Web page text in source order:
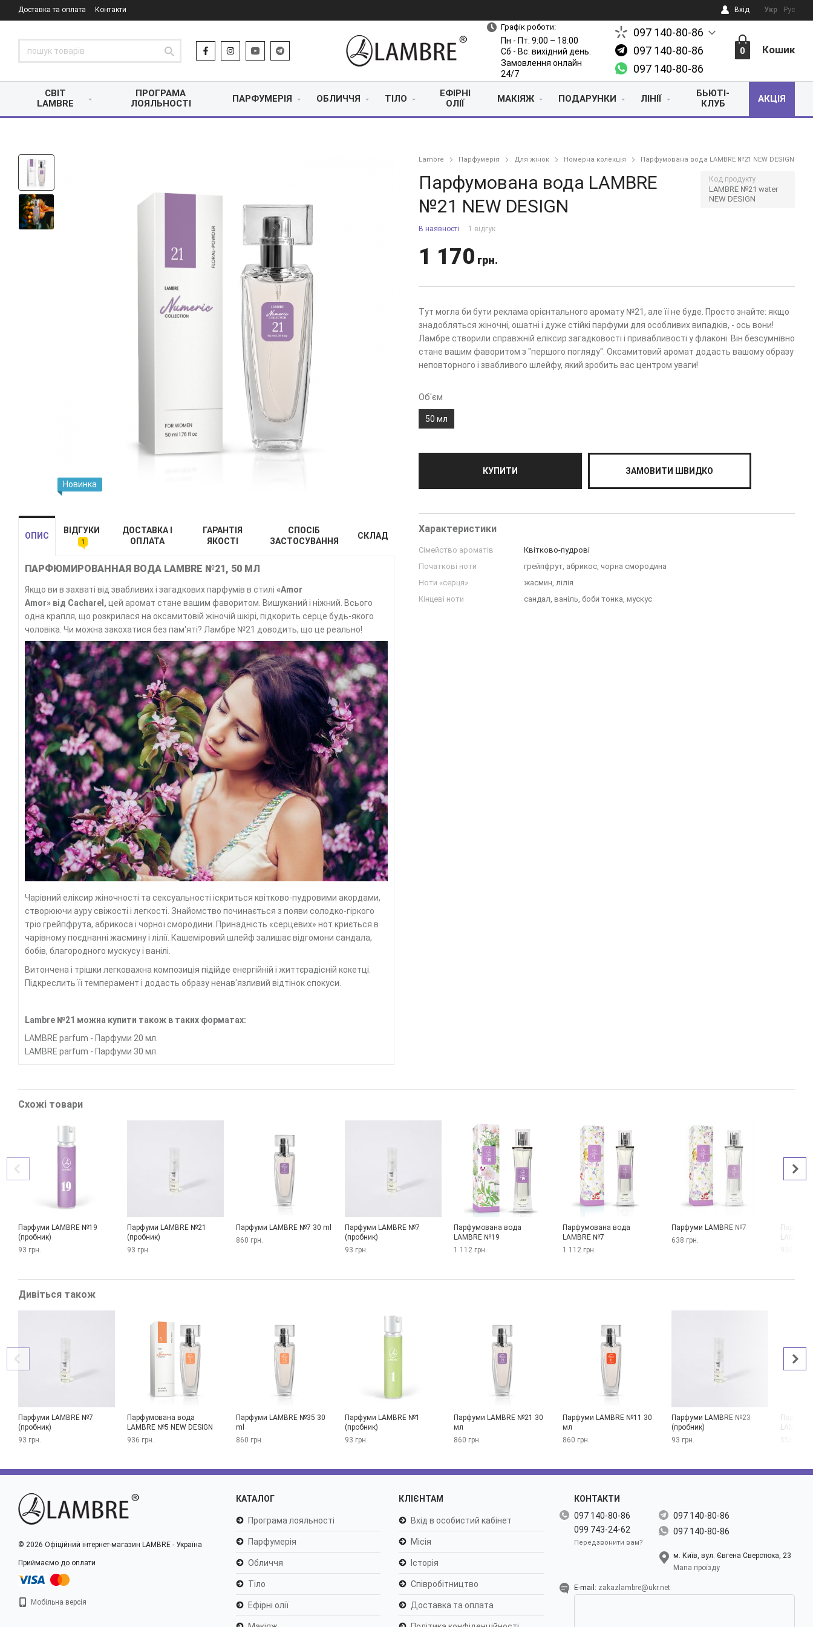
Доставка та оплата Контакти Вхід Укр Рус
Графік роботи:
Пн - Пт: 9:00 – 18:00
Сб - Вс: вихідний день.
Замовлення онлайн
24/7
097 140-80-86
097 140-80-86
097 140-80-86
0 Кошик
СВІТ
LAMBRE
ПРОГРАМА
ЛОЯЛЬНОСТІ
ПАРФУМЕРІЯ ОБЛИЧЧЯ ТІЛО
ЕФІРНІ
ОЛІЇ
МАКІЯЖ ПОДАРУНКИ ЛІНІЇ
БЬЮТІ-
КЛУБ
АКЦІЯ
Новинка
ОПИС
ВІДГУКИ
1
ДОСТАВКА І
ОПЛАТА
ГАРАНТІЯ
ЯКОСТІ
СПОСІБ
ЗАСТОСУВАННЯ
СКЛАД
ПАРФЮМИРОВАННАЯ ВОДА LAMBRE №21, 50 МЛ
Якщо ви в захваті від звабливих і загадкових парфумів в стилі «Amor
Amor» від Cacharel, цей аромат стане вашим фаворитом. Вишуканий і ніжний. Всього
одна крапля, що розкрилася на оксамитовій жіночій шкірі, підкорить серце будь-якого
чоловіка. Чи можна закохатися без пам'яті? Ламбре №21 доводить, що це реально!
Чарівний еліксир жіночності та сексуальності іскриться квітково-пудровими акордами,
створюючи ауру свіжості і легкості. Знайомство починається з появи солодко-гіркого
тріо грейпфрута, абрикоса і чорної смородини. Принадність «серцевих» нот криється в
чарівному поєднанні жасмину і лілії. Кашеміровий шлейф залишає відгомони сандала,
бобів, благородного мускусу і ванілі.
Витончена і трішки легковажна композиція підійде енергійній і життєрадісній кокетці.
Підкреслить її темперамент і додасть образу ненав'язливий відтінок спокуси.
Lambre №21 можна купити також в таких форматах:
LAMBRE parfum - Парфуми 20 мл.
LAMBRE parfum - Парфуми 30 мл.
Lambre Парфумерія Для жінок Номерна колекція Парфумована вода LAMBRE №21 NEW DESIGN
Парфумована вода LAMBRE
№21 NEW DESIGN
Код продукту
LAMBRE №21 water
NEW DESIGN
В наявності 1 відгук
1 170 грн.
Тут могла би бути реклама орієнтального аромату №21, але її не буде. Просто знайте: якщо
знадобляться жіночні, ошатні і дуже стійкі парфуми для особливих випадків, - ось вони!
Ламбре створили справжній еліксир загадковості і привабливості у флаконі. Він безсумнівно
стане вашим фаворитом з "першого погляду". Оксамитовий аромат додасть вашому образу
неповторного і звабливого шлейфу, який зробить вас центром уваги!
Об'єм
50 мл
КУПИТИ ЗАМОВИТИ ШВИДКО
Характеристики
Сімейство ароматів
Квітково-пудрові
Початкові ноти
грейпфрут, абрикос, чорна смородина
Ноти «серця»
жасмин, лілія
Кінцеві ноти
сандал, ваніль, боби тонка, мускус
Схожі товари
Парфуми LAMBRE №19
(пробник)
93 грн.
Парфуми LAMBRE №21
(пробник)
93 грн.
Парфуми LAMBRE №7 30 ml
860 грн.
Парфуми LAMBRE №7
(пробник)
93 грн.
Парфумована вода
LAMBRE №19
1 112 грн.
Парфумована вода
LAMBRE №7
1 112 грн.
Парфуми LAMBRE №7
638 грн.
LAMBRE
936 грн.
Дивіться також
Парфуми LAMBRE №7
(пробник)
93 грн.
Парфумована вода
LAMBRE №5 NEW DESIGN
936 грн.
Парфуми LAMBRE №35 30
ml
860 грн.
Парфуми LAMBRE №1
(пробник)
93 грн.
Парфуми LAMBRE №21 30
мл
860 грн.
Парфуми LAMBRE №11 30
мл
860 грн.
Парфуми LAMBRE №23
(пробник)
93 грн.
556 грн.
© 2026 Офіційний інтернет-магазин LAMBRE - Україна
Приймаємо до оплати
Мобільна версія
КАТАЛОГ
Програма лояльності
Парфумерія
Обличчя
Тіло
Ефірні олії
КЛІЄНТАМ
Вхід в особистий кабінет
Місія
Історія
Співробітництво
Доставка та оплата
КОНТАКТИ
097 140-80-86
099 743-24-62
Передзвонити вам?
097 140-80-86
097 140-80-86
м. Київ, вул. Євгена Сверстюка, 23
Мапа проїзду
E-mail: zakazlambre@ukr.net